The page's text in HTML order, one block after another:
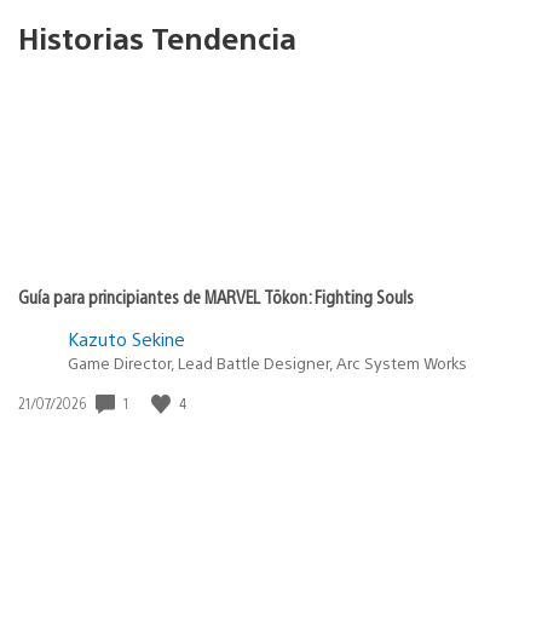
Historias Tendencia
Guía para principiantes de MARVEL Tōkon: Fighting Souls
Kazuto Sekine
Game Director, Lead Battle Designer, Arc System Works
Fecha
21/07/2026 1 4